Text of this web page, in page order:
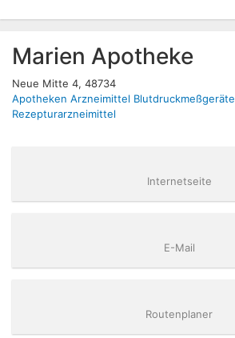
Marien Apotheke
Neue Mitte 4, 48734
Apotheken Arzneimittel Blutdruckmeßgeräte
Rezepturarzneimittel
Internetseite
E-Mail
Routenplaner